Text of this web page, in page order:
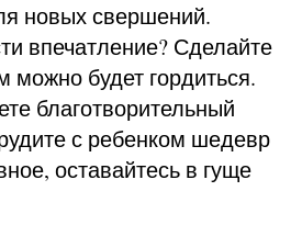
новых свершений.
впечатление? Сделайте
можно будет гордиться.
благотворительный
с ребенком шедевр
оставайтесь в гуще